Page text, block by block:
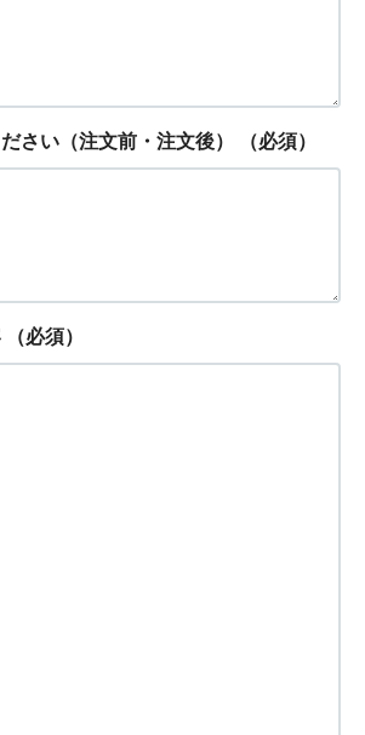
さい（注文前・注文後） （必須）
（必須）